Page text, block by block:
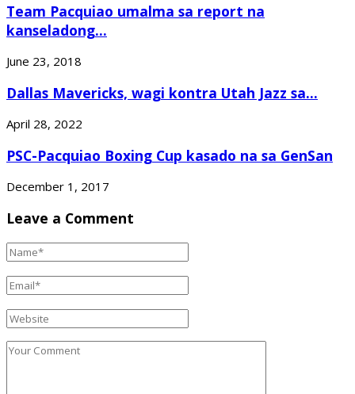
Team Pacquiao umalma sa report na
kanseladong...
June 23, 2018
Dallas Mavericks, wagi kontra Utah Jazz sa...
April 28, 2022
PSC-Pacquiao Boxing Cup kasado na sa GenSan
December 1, 2017
Leave a Comment